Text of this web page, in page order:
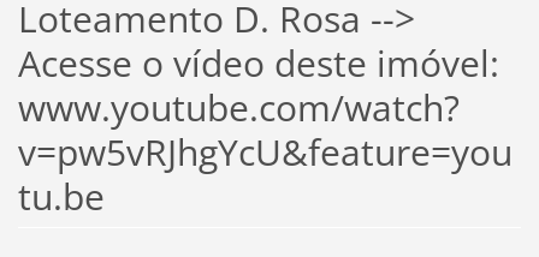
Loteamento D. Rosa -->
Acesse o vídeo deste imóvel:
www.youtube.com/watch?
v=pw5vRJhgYcU&feature=you
tu.be